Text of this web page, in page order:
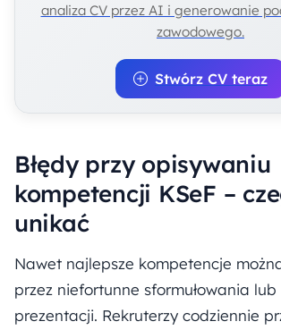
analiza CV przez AI i generowanie
zawodowego.
Stwórz CV teraz
Błędy przy opisywaniu
kompetencji KSeF –
unikać
Nawet najlepsze kompetencje
przez niefortunne sformułowania lub
prezentacji. Rekruterzy codziennie